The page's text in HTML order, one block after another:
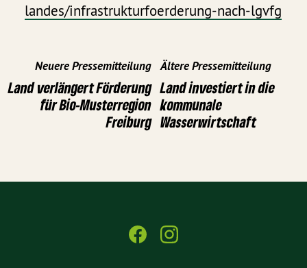
landes/infrastrukturfoerderung-nach-lgvfg
Neuere Pressemitteilung
Land verlängert Förderung
für Bio-Musterregion
Freiburg
Ältere Pressemitteilung
Land investiert in die
kommunale
Wasserwirtschaft